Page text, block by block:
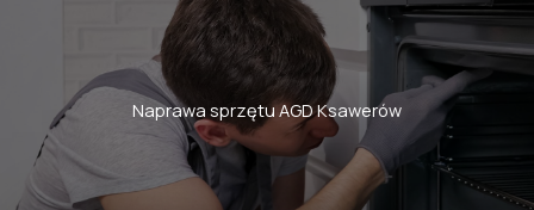
Naprawa sprzętu AGD Ksawerów